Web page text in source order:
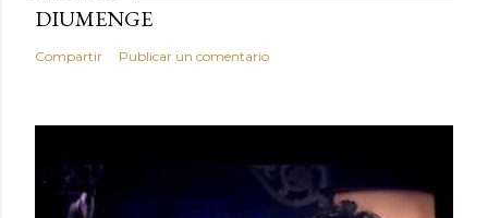
DIUMENGE
Compartir Publicar un comentario